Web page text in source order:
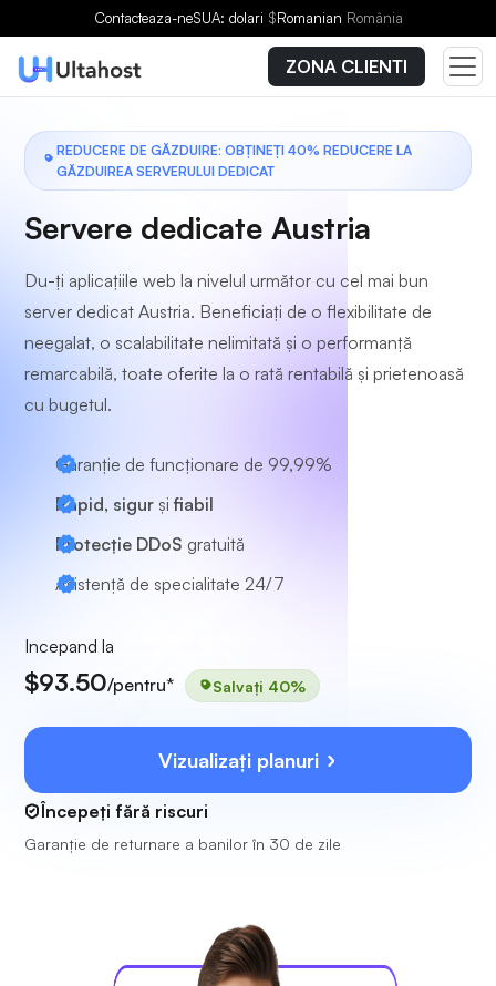
Contacteaza-neSUA: dolari $Romanian România
ZONA CLIENTI
REDUCERE DE GĂZDUIRE: OBȚINEȚI 40% REDUCERE LA
GĂZDUIREA SERVERULUI DEDICAT
Servere dedicate Austria
Du-ți aplicațiile web la nivelul următor cu cel mai bun
server dedicat Austria. Beneficiați de o flexibilitate de
neegalat, o scalabilitate nelimitată și o performanță
remarcabilă, toate oferite la o rată rentabilă și prietenoasă
cu bugetul.
Garanție de funcționare de 99,99%
Rapid, sigur șifiabil
Protecție DDoS gratuită
Asistență de specialitate 24/7
Incepand la
$93.50/pentru* Salvați 40%
Vizualizați planuri
Începeți fără riscuri
Garanție de returnare a banilor în 30 de zile